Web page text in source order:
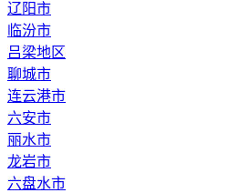
辽阳市
临汾市
吕梁地区
聊城市
连云港市
六安市
丽水市
龙岩市
六盘水市